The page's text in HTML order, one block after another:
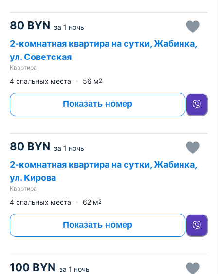
80 BYN за 1 ночь
2-комнатная квартира на сутки, Жабинка,
ул. Советская
Квартира
4 спальных места 56 м2
Показать номер
80 BYN за 1 ночь
2-комнатная квартира на сутки, Жабинка,
ул. Кирова
Квартира
4 спальных места 62 м2
Показать номер
100 BYN за 1 ночь